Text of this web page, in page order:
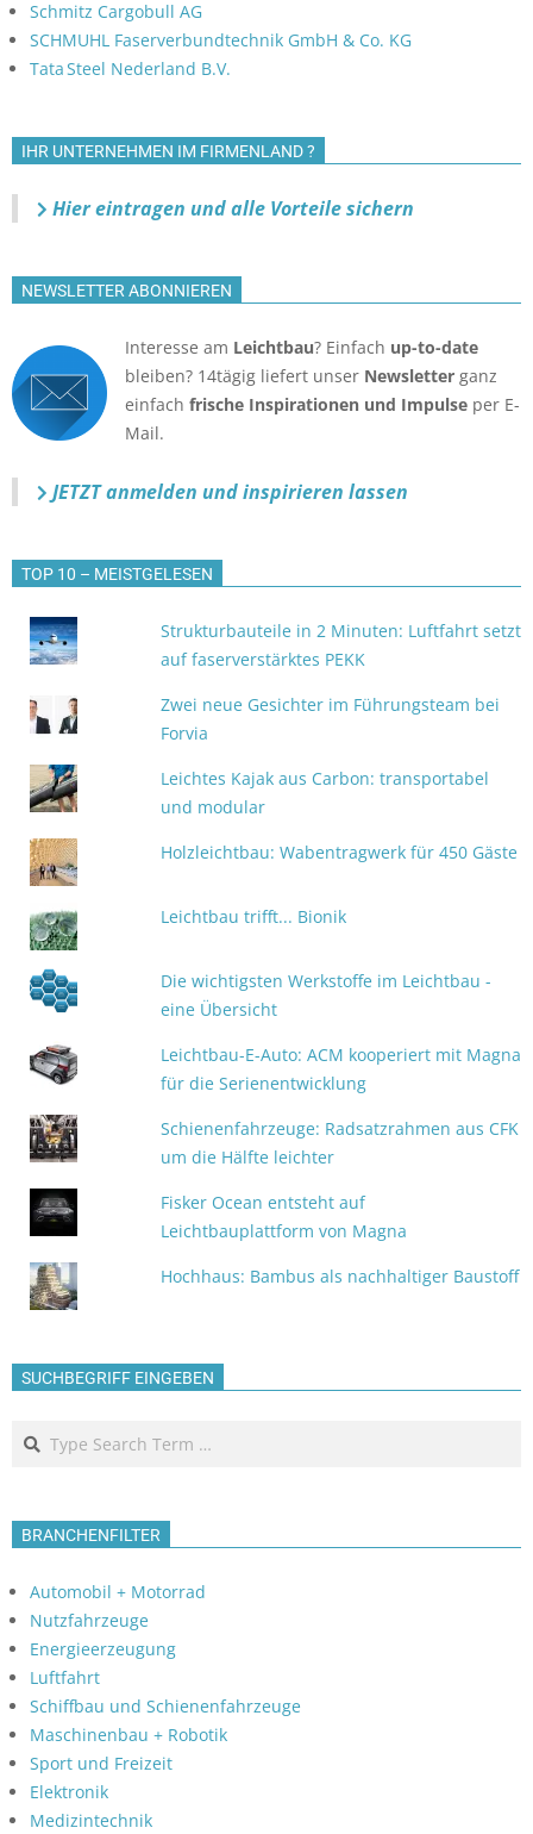
Schmitz Cargobull AG
SCHMUHL Faserverbundtechnik GmbH & Co. KG
Tata Steel Nederland B.V.
IHR UNTERNEHMEN IM FIRMENLAND ?
Hier eintragen und alle Vorteile sichern
NEWSLETTER ABONNIEREN
Interesse am Leichtbau? Einfach up-to-date
bleiben? 14tägig liefert unser Newsletter ganz
einfach frische Inspirationen und Impulse per E-
Mail.
JETZT anmelden und inspirieren lassen
TOP 10 – MEISTGELESEN
Strukturbauteile in 2 Minuten: Luftfahrt setzt
auf faserverstärktes PEKK
Zwei neue Gesichter im Führungsteam bei
Forvia
Leichtes Kajak aus Carbon: transportabel
und modular
Holzleichtbau: Wabentragwerk für 450 Gäste
Leichtbau trifft... Bionik
Die wichtigsten Werkstoffe im Leichtbau -
eine Übersicht
Leichtbau-E-Auto: ACM kooperiert mit Magna
für die Serienentwicklung
Schienenfahrzeuge: Radsatzrahmen aus CFK
um die Hälfte leichter
Fisker Ocean entsteht auf
Leichtbauplattform von Magna
Hochhaus: Bambus als nachhaltiger Baustoff
SUCHBEGRIFF EINGEBEN
Search
BRANCHENFILTER
Automobil + Motorrad
Nutzfahrzeuge
Energieerzeugung
Luftfahrt
Schiffbau und Schienenfahrzeuge
Maschinenbau + Robotik
Sport und Freizeit
Elektronik
Medizintechnik